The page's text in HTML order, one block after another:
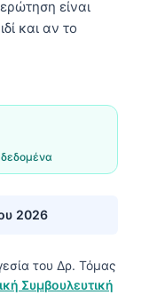
είναι
και αν το
2026
του Δρ. Τόμας
Συμβουλευτική